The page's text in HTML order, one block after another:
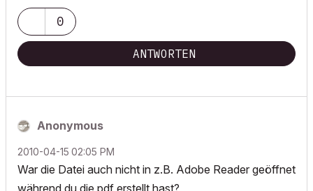
0
ANTWORTEN
Anonymous
‎2010-04-15 02:05 PM
War die Datei auch nicht in z.B. Adobe Reader geöffnet
während du die pdf erstellt hast?